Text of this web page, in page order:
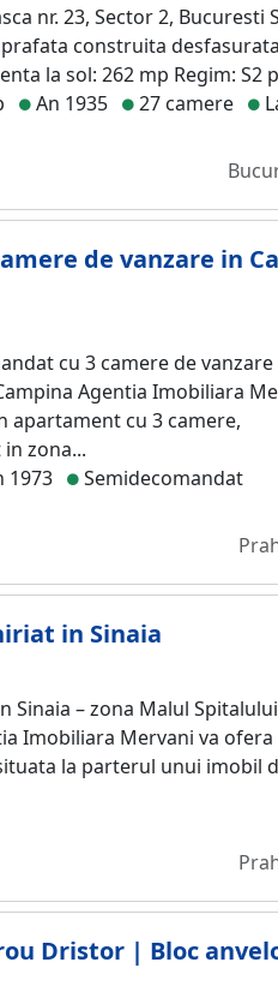
nr. 23, Sector 2, Bucuresti
construita
la sol: 262 mp Regim: S2
An 1935 27 camere
de vanzare in
cu 3 camere de vanzare
Agentia Imobiliara
apartament cu 3 camere,
zona...
1973
Semidecomandat
in Sinaia
Sinaia – zona Malul
Imobiliara Mervani va
la parterul unui imobil
Dristor | Bloc